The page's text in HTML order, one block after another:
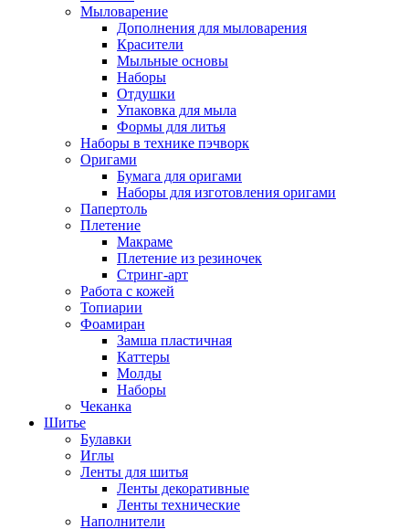
Мыловарение
Дополнения для мыловарения
Красители
Мыльные основы
Наборы
Отдушки
Упаковка для мыла
Формы для литья
Наборы в технике пэчворк
Оригами
Бумага для оригами
Наборы для изготовления оригами
Папертоль
Плетение
Макраме
Плетение из резиночек
Стринг-арт
Работа с кожей
Топиарии
Фоамиран
Замша пластичная
Каттеры
Молды
Наборы
Чеканка
Шитье
Булавки
Иглы
Ленты для шитья
Ленты декоративные
Ленты технические
Наполнители